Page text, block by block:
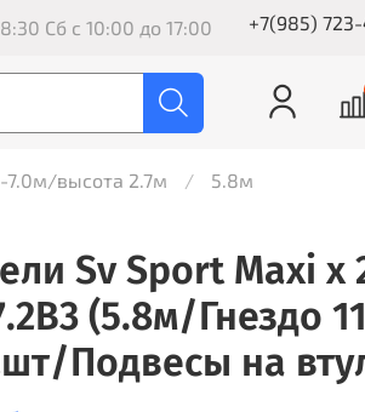
Сб с 10:00 до 17:00 +7(985)
7.0м/высота 2.7м 5.8м
Sv Sport Maxi х
(5.8м/Гнездо
Подвесы на